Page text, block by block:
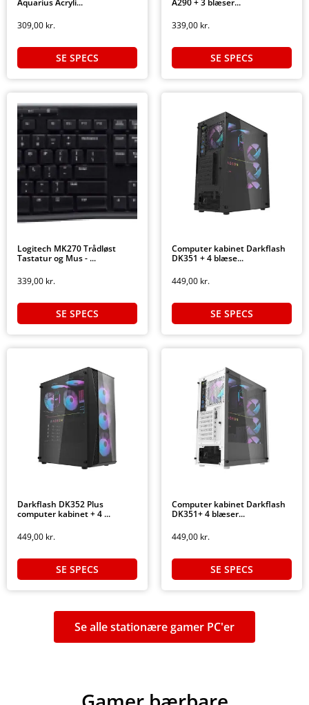
309,00 kr.
SE SPECS
339,00 kr.
SE SPECS
Logitech MK270 Trådløst
Tastatur og Mus - ...
339,00 kr.
SE SPECS
Computer kabinet Darkflash
DK351 + 4 blæse...
449,00 kr.
SE SPECS
Darkflash DK352 Plus
computer kabinet + 4 ...
449,00 kr.
SE SPECS
Computer kabinet Darkflash
DK351+ 4 blæser...
449,00 kr.
SE SPECS
Se alle stationære gamer PC'er